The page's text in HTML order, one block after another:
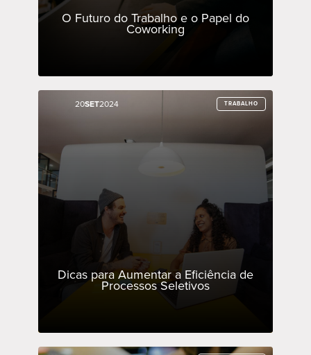
O Futuro do Trabalho e o Papel do
Coworking
20SET2024 TRABALHO
Dicas para Aumentar a Eficiência de
Processos Seletivos
20SET2024 TRABALHO